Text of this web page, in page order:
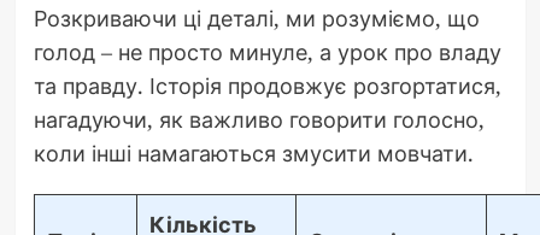
Розкриваючи ці деталі, ми розуміємо, що
голод – не просто минуле, а урок про владу
та правду. Історія продовжує розгортатися,
нагадуючи, як важливо говорити голосно,
коли інші намагаються змусити мовчати.
Кількість